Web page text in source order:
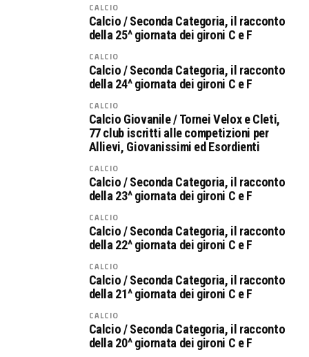
CALCIO
Calcio / Seconda Categoria, il racconto
della 25^ giornata dei gironi C e F
CALCIO
Calcio / Seconda Categoria, il racconto
della 24^ giornata dei gironi C e F
CALCIO
Calcio Giovanile / Tornei Velox e Cleti,
77 club iscritti alle competizioni per
Allievi, Giovanissimi ed Esordienti
CALCIO
Calcio / Seconda Categoria, il racconto
della 23^ giornata dei gironi C e F
CALCIO
Calcio / Seconda Categoria, il racconto
della 22^ giornata dei gironi C e F
CALCIO
Calcio / Seconda Categoria, il racconto
della 21^ giornata dei gironi C e F
CALCIO
Calcio / Seconda Categoria, il racconto
della 20^ giornata dei gironi C e F